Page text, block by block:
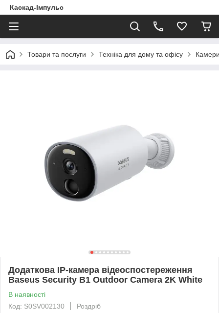
Каскад-Імпульс
Товари та послуги Техніка для дому та офісу
Додаткова IP-камера відеоспостереження
Baseus Security B1 Outdoor Camera 2K White
В наявності
Код: S0SV002130
Роздріб